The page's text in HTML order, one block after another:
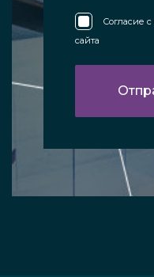
Согласие с
сайта